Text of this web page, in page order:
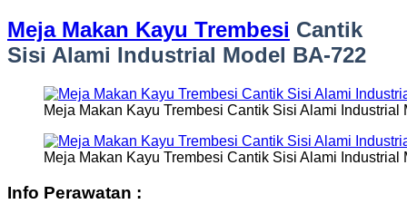
Meja Makan Kayu Trembesi Cantik
Sisi Alami Industrial Model BA-722
Meja Makan Kayu Trembesi Cantik Sisi Alami Industrial
Meja Makan Kayu Trembesi Cantik Sisi Alami Industrial
Info Perawatan :